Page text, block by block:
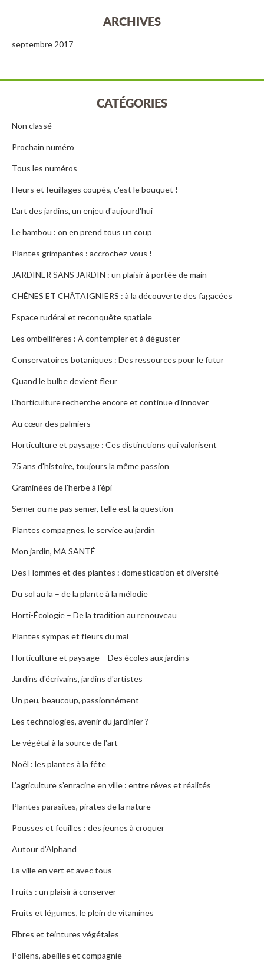
ARCHIVES
septembre 2017
CATÉGORIES
Non classé
Prochain numéro
Tous les numéros
Fleurs et feuillages coupés, c'est le bouquet !
L'art des jardins, un enjeu d'aujourd'hui
Le bambou : on en prend tous un coup
Plantes grimpantes : accrochez-vous !
JARDINER SANS JARDIN : un plaisir à portée de main
CHÊNES ET CHÂTAIGNIERS : à la découverte des fagacées
Espace rudéral et reconquête spatiale
Les ombellifères : À contempler et à déguster
Conservatoires botaniques : Des ressources pour le futur
Quand le bulbe devient fleur
L’horticulture recherche encore et continue d'innover
Au cœur des palmiers
Horticulture et paysage : Ces distinctions qui valorisent
75 ans d'histoire, toujours la même passion
Graminées de l'herbe à l'épi
Semer ou ne pas semer, telle est la question
Plantes compagnes, le service au jardin
Mon jardin, MA SANTÉ
Des Hommes et des plantes : domestication et diversité
Du sol au la – de la plante à la mélodie
Horti-Écologie – De la tradition au renouveau
Plantes sympas et fleurs du mal
Horticulture et paysage – Des écoles aux jardins
Jardins d'écrivains, jardins d'artistes
Un peu, beaucoup, passionnément
Les technologies, avenir du jardinier ?
Le végétal à la source de l'art
Noël : les plantes à la fête
L’agriculture s’enracine en ville : entre rêves et réalités
Plantes parasites, pirates de la nature
Pousses et feuilles : des jeunes à croquer
Autour d'Alphand
La ville en vert et avec tous
Fruits : un plaisir à conserver
Fruits et légumes, le plein de vitamines
Fibres et teintures végétales
Pollens, abeilles et compagnie